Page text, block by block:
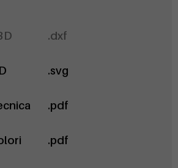
.dxf
.svg
.pdf
.pdf